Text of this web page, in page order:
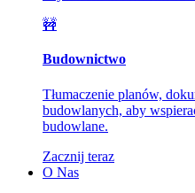
🚧
Budownictwo
Tłumaczenie planów,
budowlanych, aby
budowlane.
Zacznij teraz
O Nas